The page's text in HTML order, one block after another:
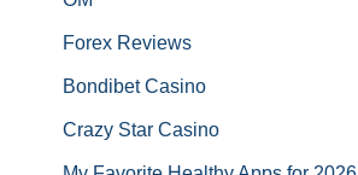
Forex Reviews
Bondibet Casino
Crazy Star Casino